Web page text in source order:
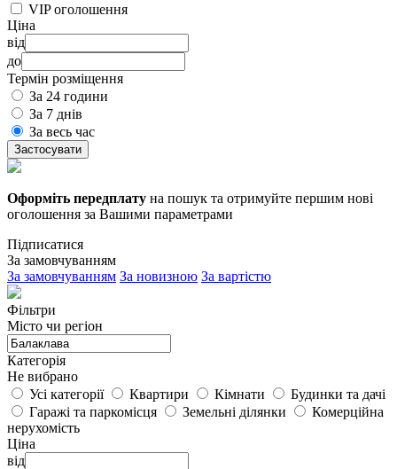
VIP оголошення
Ціна
від
до
Термін розміщення
За 24 години
За 7 днів
За весь час
Застосувати
Оформіть передплату на пошук та отримуйте першим нові
оголошення за Вашими параметрами
Підписатися
За замовчуванням
За замовчуванням За новизною За вартістю
Фільтри
Місто чи регіон
Категорія
Не вибрано
Усі категорії
Квартири Кімнати
Будинки та дачі
Гаражі та паркомісця
Земельні ділянки
Комерційна
нерухомість
Ціна
від